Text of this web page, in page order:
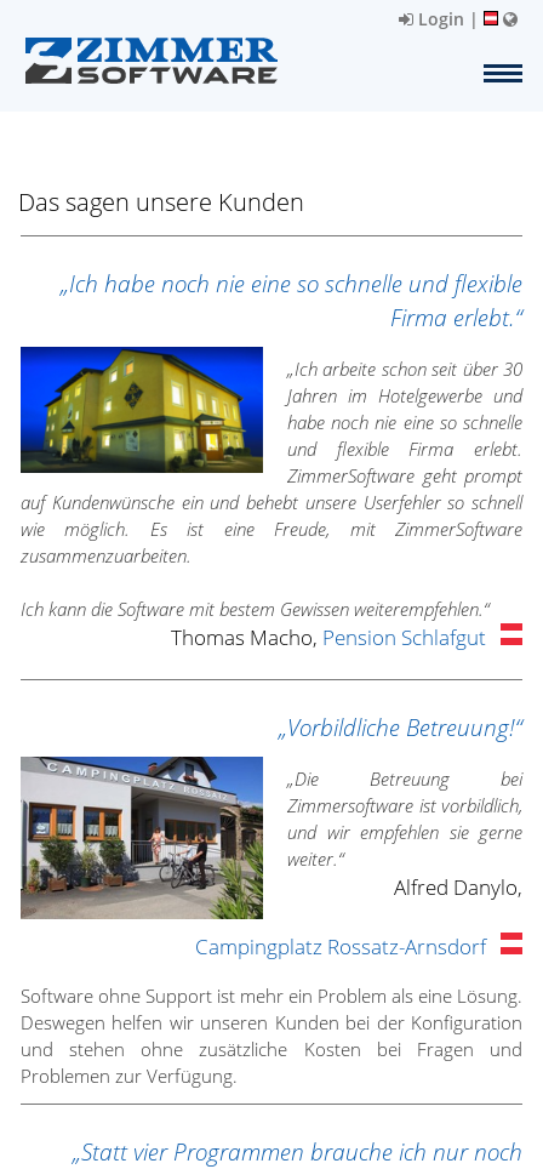
Login |
Das sagen unsere Kunden
„Ich habe noch nie eine so schnelle und flexible
Firma erlebt.“
„Ich arbeite schon seit über 30
Jahren im Hotelgewerbe und
habe noch nie eine so schnelle
und flexible Firma erlebt.
ZimmerSoftware geht prompt
auf Kundenwünsche ein und behebt unsere Userfehler so schnell
wie möglich. Es ist eine Freude, mit ZimmerSoftware
zusammenzuarbeiten.
Ich kann die Software mit bestem Gewissen weiterempfehlen.“
Thomas Macho, Pension Schlafgut
„Vorbildliche Betreuung!“
„Die Betreuung bei
Zimmersoftware ist vorbildlich,
und wir empfehlen sie gerne
weiter.“
Alfred Danylo,
Campingplatz Rossatz-Arnsdorf
Software ohne Support ist mehr ein Problem als eine Lösung.
Deswegen helfen wir unseren Kunden bei der Konfiguration
und stehen ohne zusätzliche Kosten bei Fragen und
Problemen zur Verfügung.
„Statt vier Programmen brauche ich nur noch